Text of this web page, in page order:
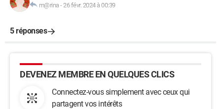
m@rina -26 févr. 2024 à 00:39
5 réponses
DEVENEZ MEMBRE EN QUELQUES CLICS
Connectez-vous simplement avec ceux qui
partagent vos intérêts